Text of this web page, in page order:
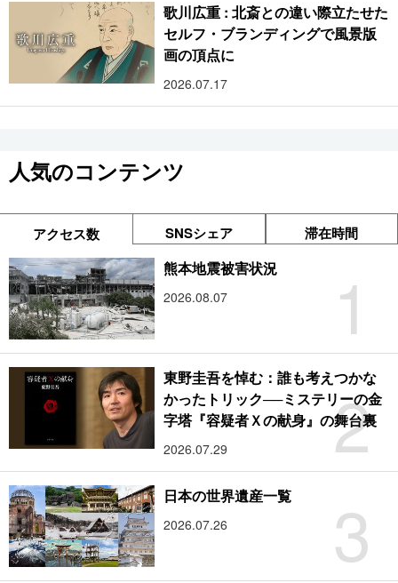
歌川広重 : 北斎との違い際立たせた
セルフ・ブランディングで風景版
画の頂点に
2026.07.17
人気のコンテンツ
アクセス数 SNSシェア 滞在時間
1
熊本地震被害状況
2026.08.07
2
東野圭吾を悼む：誰も考えつかな
かったトリック──ミステリーの金
字塔『容疑者Ｘの献身』の舞台裏
2026.07.29
3
日本の世界遺産一覧
2026.07.26